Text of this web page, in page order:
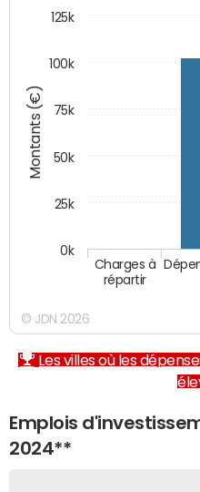
Montants (€)
Charges à
répartir
0k
25k
50k
75k
100k
125k
© JDN 2026
Les villes où les
Emplois
2024**